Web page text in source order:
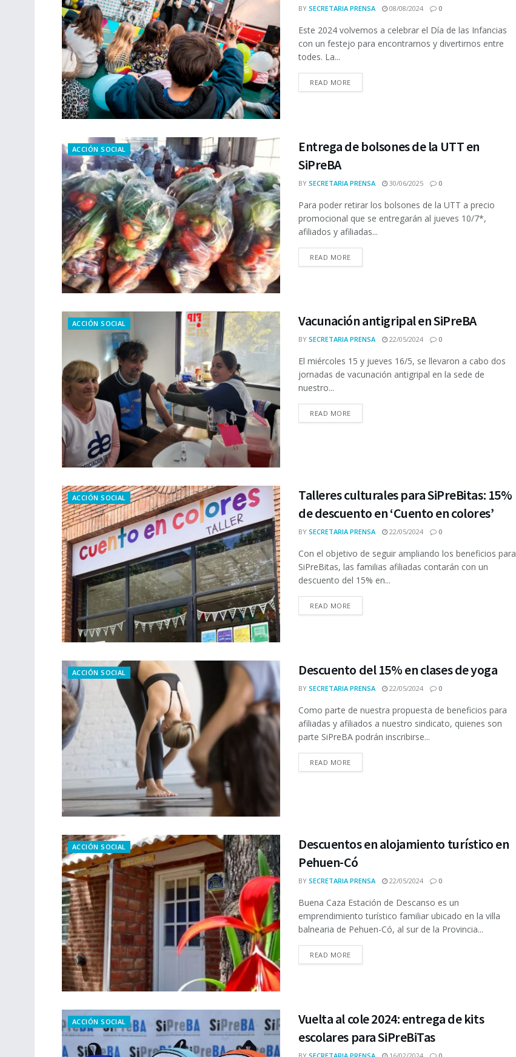
BY SECRETARIA PRENSA 08/08/2024 0
Este 2024 volvemos a celebrar el Día de las Infancias
con un festejo para encontrarnos y divertirnos entre
todes. La...
READ MORE
ACCIÓN SOCIAL
Entrega de bolsones de la UTT en
SiPreBA
BY SECRETARIA PRENSA 30/06/2025 0
Para poder retirar los bolsones de la UTT a precio
promocional que se entregarán al jueves 10/7*,
afiliados y afiliadas...
READ MORE
ACCIÓN SOCIAL Vacunación antigripal en SiPreBA
BY SECRETARIA PRENSA 22/05/2024 0
El miércoles 15 y jueves 16/5, se llevaron a cabo dos
jornadas de vacunación antigripal en la sede de
nuestro...
READ MORE
ACCIÓN SOCIAL
Talleres culturales para SiPreBitas: 15%
de descuento en ‘Cuento en colores’
BY SECRETARIA PRENSA 22/05/2024 0
Con el objetivo de seguir ampliando los beneficios para
SiPreBitas, las familias afiliadas contarán con un
descuento del 15% en...
READ MORE
ACCIÓN SOCIAL Descuento del 15% en clases de yoga
BY SECRETARIA PRENSA 22/05/2024 0
Como parte de nuestra propuesta de beneficios para
afiliadas y afiliados a nuestro sindicato, quienes son
parte SiPreBA podrán inscribirse...
READ MORE
ACCIÓN SOCIAL
Descuentos en alojamiento turístico en
Pehuen-Có
BY SECRETARIA PRENSA 22/05/2024 0
Buena Caza Estación de Descanso es un
emprendimiento turístico familiar ubicado en la villa
balnearia de Pehuen-Có, al sur de la Provincia...
READ MORE
ACCIÓN SOCIAL
Vuelta al cole 2024: entrega de kits
escolares para SiPreBiTas